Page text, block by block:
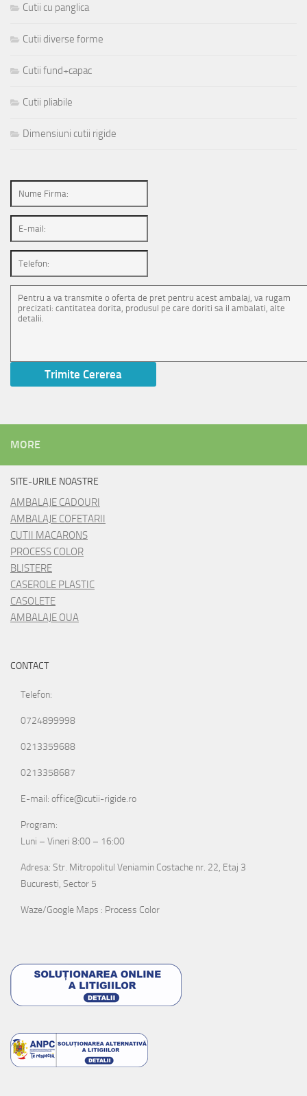
Cutii cu panglica
Cutii diverse forme
Cutii fund+capac
Cutii pliabile
Dimensiuni cutii rigide
MORE
SITE-URILE NOASTRE
AMBALAJE CADOURI
AMBALAJE COFETARII
CUTII MACARONS
PROCESS COLOR
BLISTERE
CASEROLE PLASTIC
CASOLETE
AMBALAJE OUA
CONTACT
Telefon:
0724899998
0213359688
0213358687
E-mail: office@cutii-rigide.ro
Program:
Luni – Vineri 8:00 – 16:00
Adresa: Str. Mitropolitul Veniamin Costache nr. 22, Etaj 3
Bucuresti, Sector 5
Waze/Google Maps : Process Color